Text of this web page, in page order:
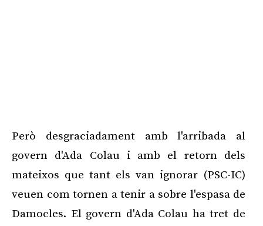
Però desgraciadament amb l'arribada al
govern d'Ada Colau i amb el retorn dels
mateixos que tant els van ignorar (PSC-IC)
veuen com tornen a tenir a sobre l'espasa de
Damocles. El govern d'Ada Colau ha tret de